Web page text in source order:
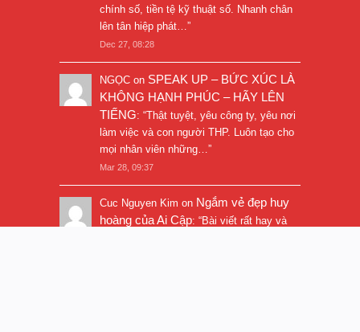
chính số, tiền tệ kỹ thuật số. Nhanh chân
lên tân hiệp phát… ”
Dec 27, 08:28
NGỌC on SPEAK UP – BỨC XÚC LÀ
KHÔNG HẠNH PHÚC – HÃY LÊN
TIẾNG: “Thật tuyệt, yêu công ty, yêu nơi
làm việc và con người THP. Luôn tạo cho
mọi nhân viên những… ”
Mar 28, 09:37
Cuc Nguyen Kim on Ngắm vẻ đẹp huy
hoàng của Ai Cập: “Bài viết rất hay và